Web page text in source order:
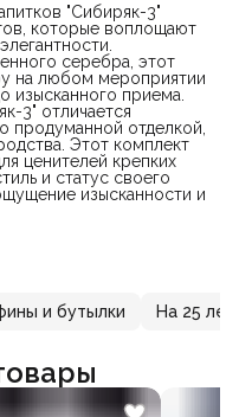
"Сибиряк-3"
которые воплощают
серебра, этот
на любом мероприятии
изысканного приема.
3" отличается
продуманной отделкой,
Этот комплект
ценителей крепких
и статус своего
изысканности и
и бутылки На 25